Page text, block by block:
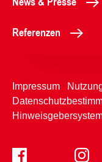
Referenzen
Impressum